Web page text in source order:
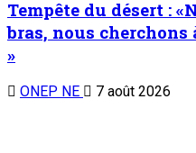
Tempête du désert :
bras, nous
»
ONEP NE 7 août 2026